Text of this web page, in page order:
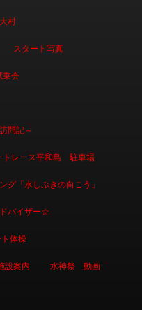
村
スタート写真
乗会
問記～
トレース平和島 駐車場
グ「水しぶきの向こう」
バイザー☆
体操
設案内 水神祭 動画